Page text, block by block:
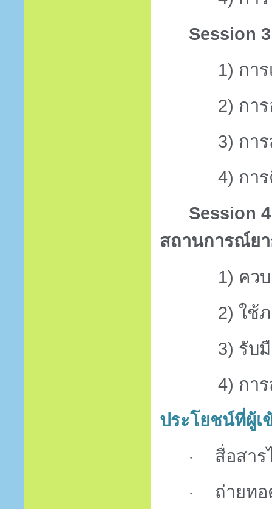
Session
1) กา
2) กา
3) กา
4) กา
Session
สถานการณ์ย
1) คว
2) ใช้
3) รับ
4) กา
ประโยชน์ที่ผู้เ
· สื่อสา
· ถ่ายทอ